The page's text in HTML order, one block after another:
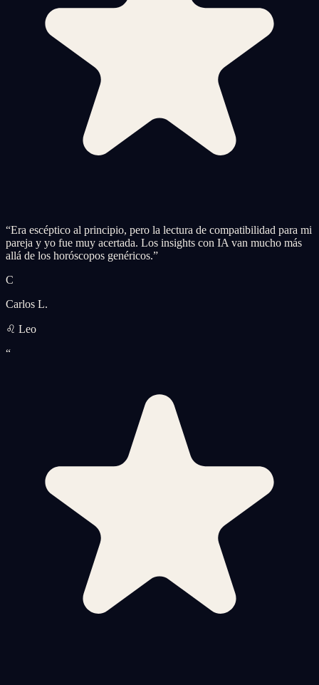
“Era escéptico al principio, pero la lectura de compatibilidad para mi
pareja y yo fue muy acertada. Los insights con IA van mucho más
allá de los horóscopos genéricos.”
C
Carlos L.
♌ Leo
“